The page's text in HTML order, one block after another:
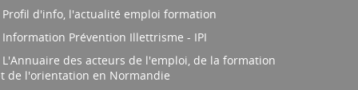
Profil d'info, l'actualité emploi formation
Information Prévention Illettrisme - IPI
L'Annuaire des acteurs de l'emploi, de la formation
de l'orientation en Normandie